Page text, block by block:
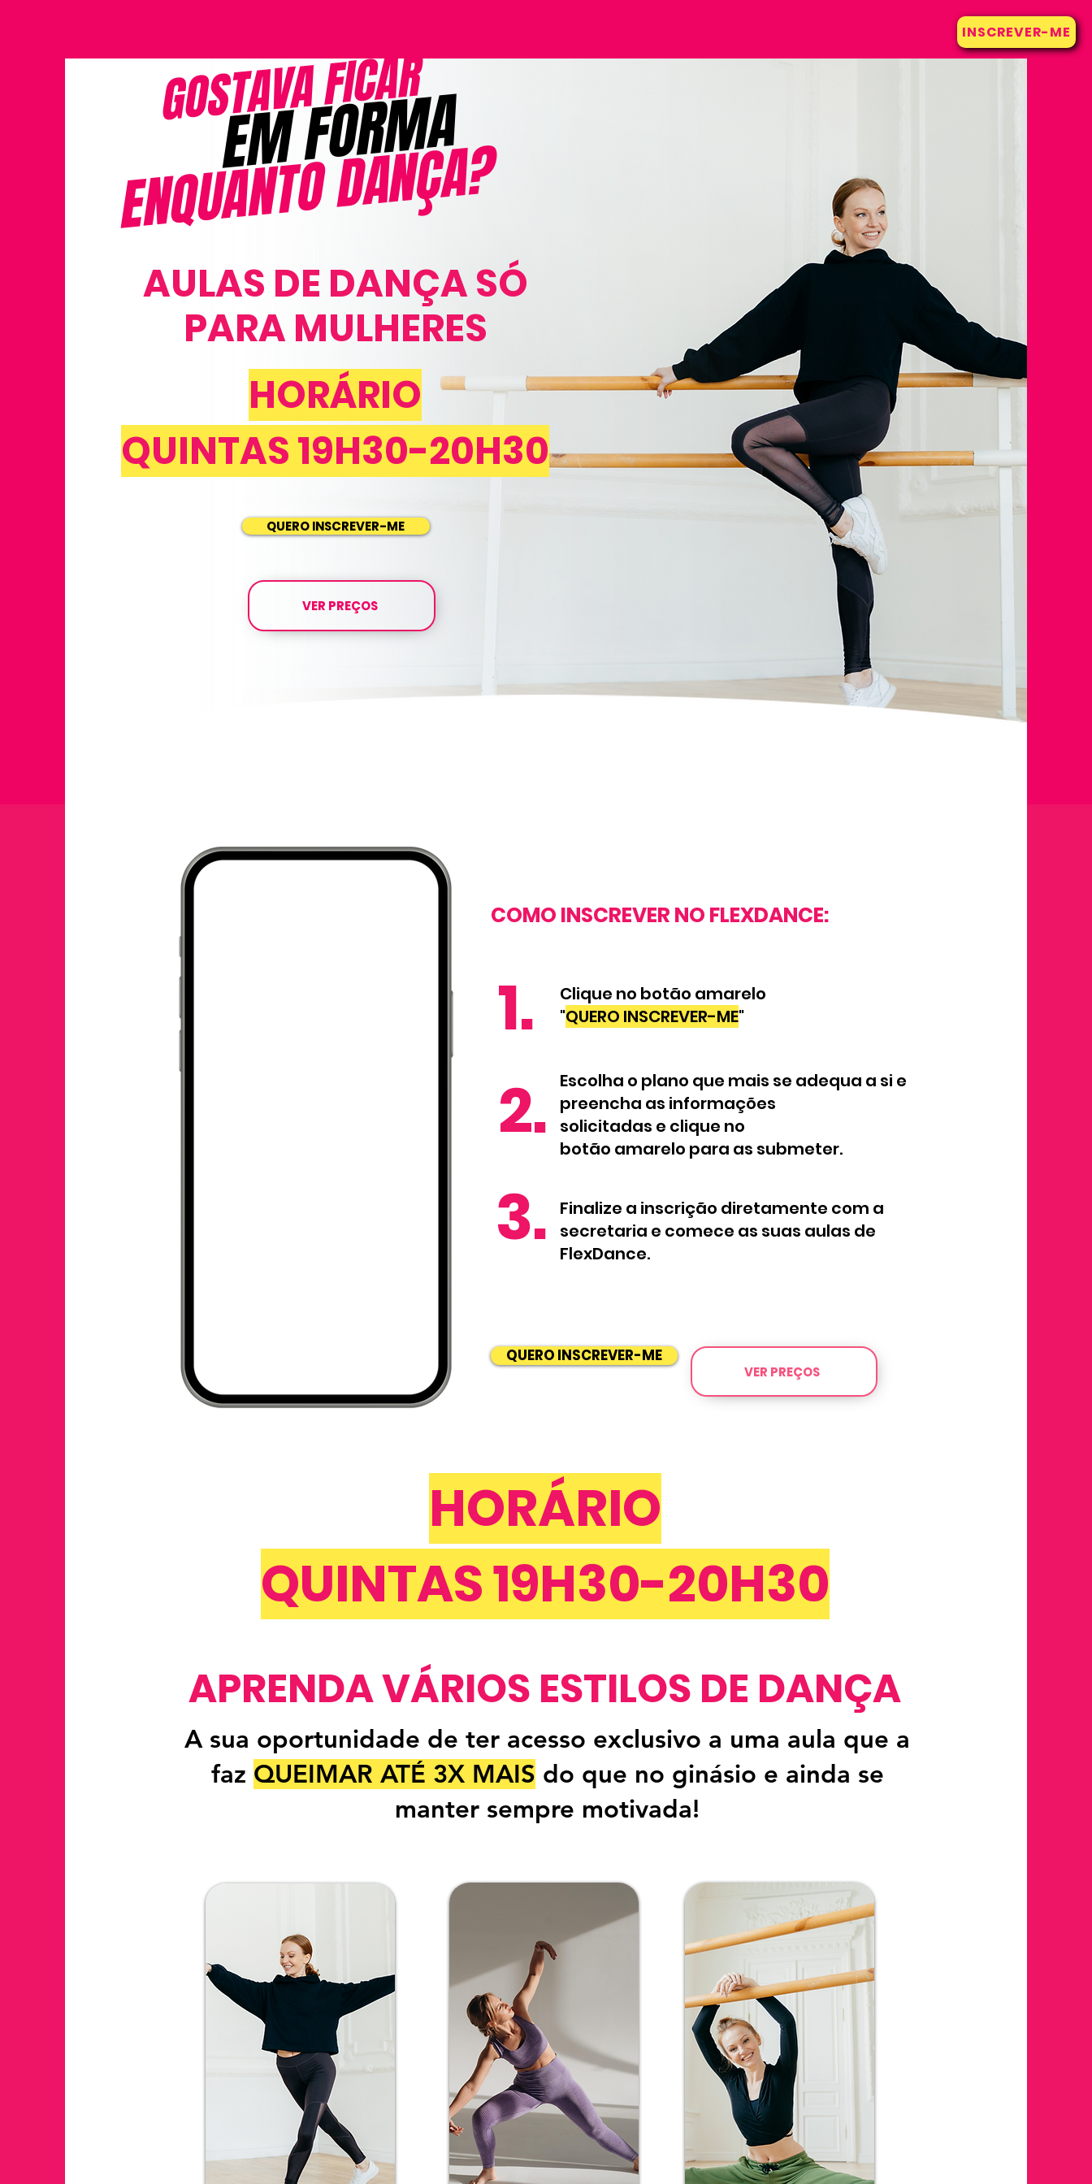
INSCREVER-ME
GOSTAVA FICAR
EM FORMA
ENQUANTO DANÇA?
AULAS DE DANÇA SÓ
PARA MULHERES
HORÁRIO
QUINTAS 19H30-20H30
QUERO INSCREVER-ME
VER PREÇOS
COMO INSCREVER NO FLEXDANCE:
Clique no botão amarelo
"QUERO INSCREVER-ME"
Escolha o plano que mais se adequa a si e
preencha as informações
solicitadas e clique no
botão amarelo para as submeter.
Finalize a inscrição diretamente com a
secretaria e comece as suas aulas de
FlexDance.
1.
2.
3.
QUERO INSCREVER-ME
VER PREÇOS
HORÁRIO
QUINTAS 19H30-20H30
APRENDA VÁRIOS ESTILOS DE DANÇA
A sua oportunidade de ter acesso exclusivo a uma aula que a
faz QUEIMAR ATÉ 3X MAIS do que no ginásio e ainda se
manter sempre motivada!